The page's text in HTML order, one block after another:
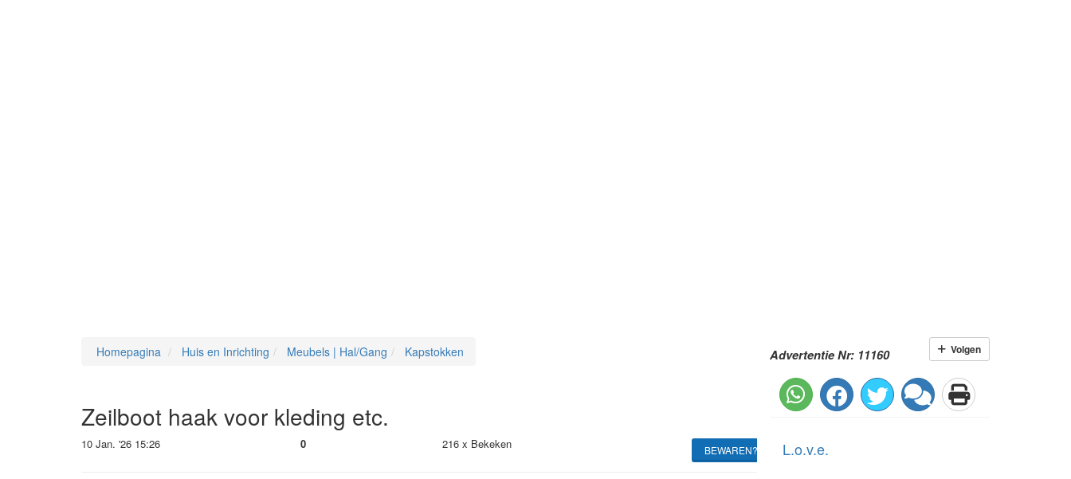
Homepagina Huis en Inrichting Meubels | Hal/Gang Kapstokken
Zeilboot haak voor kleding etc.
10 Jan. '26 15:26 0 216 x Bekeken BEWAREN?
Advertentie Nr: 11160 Volgen
L.o.v.e.